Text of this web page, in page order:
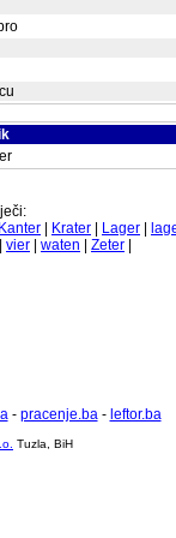
Kanter Krater Lager
vier waten Zeter
- pracenje.ba- leftor.ba
Tuzla, BiH